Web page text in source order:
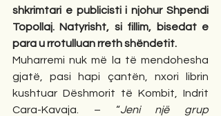
shkrimtari e publicisti i njohur Shpendi
Topollaj. Natyrisht, si fillim, bisedat e
para u rrotulluan rreth shëndetit.
Muharremi nuk më la të mendohesha
gjatë, pasi hapi çantën, nxori librin
kushtuar Dëshmorit të Kombit, Indrit
Cara-Kavaja. – “Jeni një grup